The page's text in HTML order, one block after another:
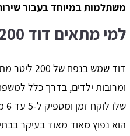
משתלמות במיוחד בעבור
למי מתאים דוד 200 ליטר?
דוד שמש
ומרובות ילדים, בדרך כלל